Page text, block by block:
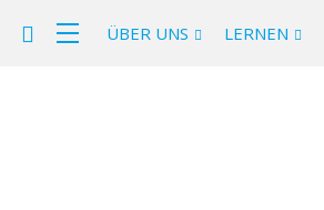
ÜBER UNS LERNEN